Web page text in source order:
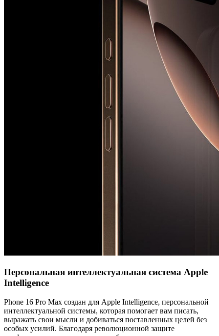
Персональная интеллектуальная система Apple
Intelligence
Phone 16 Pro Max создан для Apple Intelligence, персональной
интеллектуальной системы, которая помогает вам писать,
выражать свои мысли и добиваться поставленных целей без
особых усилий. Благодаря революционной защите